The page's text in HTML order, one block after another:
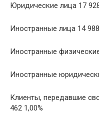
Юридические лица 17
Иностранные лица 14
Иностранные
Иностранные
Клиенты, передавшие
462 1,00%